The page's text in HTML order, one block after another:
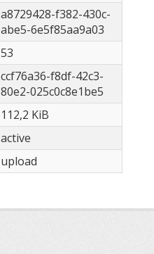
a8729428-f382-430c-
abe5-6e5f85aa9a03
53
ccf76a36-f8df-42c3-
80e2-025c0c8e1be5
112,2 KiB
active
upload